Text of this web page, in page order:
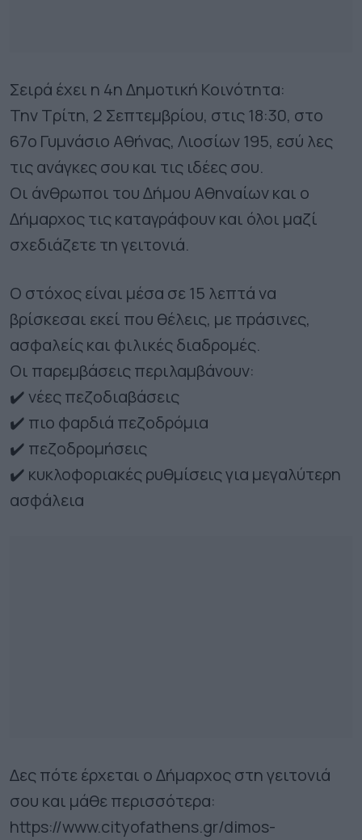
Σειρά έχει η 4η Δημοτική Κοινότητα:
Την Τρίτη, 2 Σεπτεμβρίου, στις 18:30, στο
67ο Γυμνάσιο Αθήνας, Λιοσίων 195, εσύ λες
τις ανάγκες σου και τις ιδέες σου.
Οι άνθρωποι του Δήμου Αθηναίων και ο
Δήμαρχος τις καταγράφουν και όλοι μαζί
σχεδιάζετε τη γειτονιά.
Ο στόχος είναι μέσα σε 15 λεπτά να
βρίσκεσαι εκεί που θέλεις, με πράσινες,
ασφαλείς και φιλικές διαδρομές.
Οι παρεμβάσεις περιλαμβάνουν:
✔️ νέες πεζοδιαβάσεις
✔️ πιο φαρδιά πεζοδρόμια
✔️ πεζοδρομήσεις
✔️ κυκλοφοριακές ρυθμίσεις για μεγαλύτερη
ασφάλεια
Δες πότε έρχεται ο Δήμαρχος στη γειτονιά
σου και μάθε περισσότερα:
https://www.cityofathens.gr/dimos-